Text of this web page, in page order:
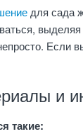
для сада
Если
и
такие: